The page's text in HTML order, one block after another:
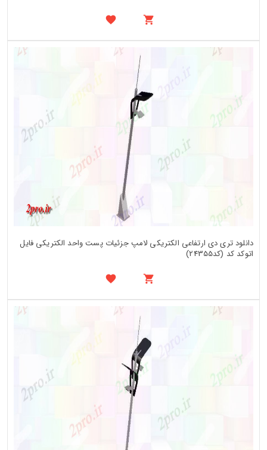
دانلود تری دی ارتفاعی الکتریکی لامپ جزئیات پست واحد الکتریکی فایل
اتوکد کد (کد24355)